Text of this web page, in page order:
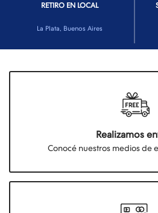
RETIRO EN LOCAL
La Plata, Buenos Aires
Realizamos
Conocé nuestros medios de